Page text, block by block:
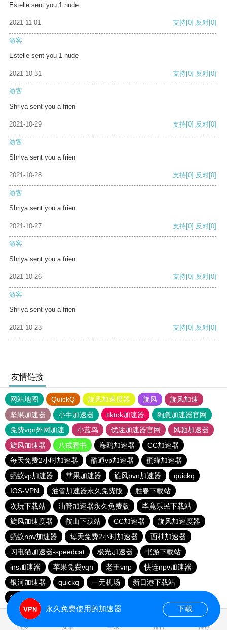
Estelle sent you 1 nude
2021-11-01 支持[0] 反对[0]
游客
Estelle sent you 1 nude
2021-10-31 支持[0] 反对[0]
游客
Shriya sent you a frien
2021-10-29 支持[0] 反对[0]
游客
Shriya sent you a frien
2021-10-28 支持[0] 反对[0]
游客
Shriya sent you a frien
2021-10-27 支持[0] 反对[0]
游客
Shriya sent you a frien
2021-10-26 支持[0] 反对[0]
游客
Shriya sent you a frien
2021-10-23 支持[0] 反对[0]
友情链接
网站地图 QuickQ 旋风加速度器 旋风
旋风加速
坚果加速器
小牛加速器 tiktok加速器
狗急加速器官网
免费vqn外网加速
小蓝鸟 优途加速器官网
风驰加速器
旋风加速器
八戒看书 海鸥加速器
CC加速器
每天免费2小时加速器
酷通vp加速器
蜜蜂加速器
蚂蚁vp加速器
苹果加速器 旋风pvn加速器
quickq
IOS-VPN
油管加速器永久免费版
胜春下载站
次玩下载站
油管加速器永久免费版
毕竟乐民下载站
旋风加速度器
鞍山下载站 CC加速器
旋风加速度器
蚂蚁npv加速器
每天免费2小时加速器
西柚加速器
闪电猫加速器-speedcat
极光加速器
书游下载站
ins加速器
苹果免费vqn 老王vnp
快连npv加速器
银河加速器
quickq 一元机场
新日港下载站
猎豹加速器
首页 安卓 苹果 排行 推荐
永久免费使用的加速器 下载